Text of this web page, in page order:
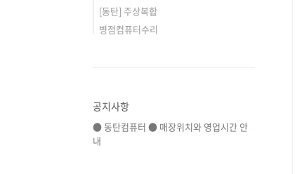
[동탄] 주상복합
병점컴퓨터수리
공지사항
● 동탄컴퓨터 ● 매장위치와 영업시간 안
내